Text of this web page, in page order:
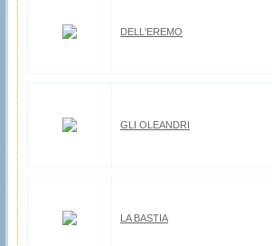
DELL'EREMO
GLI OLEANDRI
LA BASTIA